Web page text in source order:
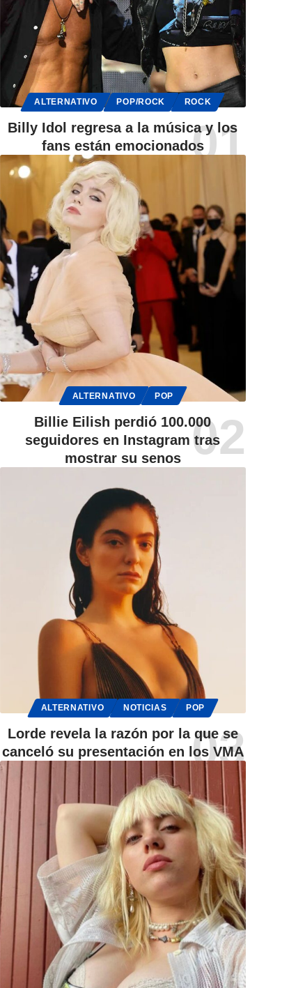
ALTERNATIVO POP/ROCK ROCK
Billy Idol regresa a la música y los
fans están emocionados
ALTERNATIVO POP
Billie Eilish perdió 100.000
seguidores en Instagram tras
mostrar su senos
ALTERNATIVO NOTICIAS POP
Lorde revela la razón por la que se
canceló su presentación en los VMA